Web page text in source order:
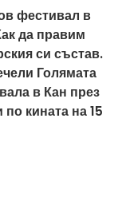
фестивал в
да правим
си състав.
Голямата
в Кан през
кината на 15